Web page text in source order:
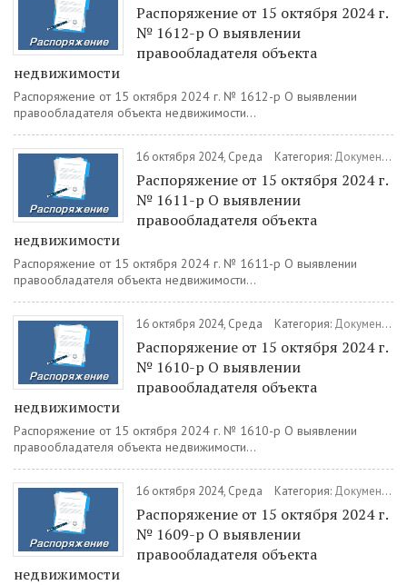
Распоряжение от 15 октября 2024 г.
№ 1612-р О выявлении
правообладателя объекта
недвижимости
Распоряжение от 15 октября 2024 г. № 1612-р О выявлении
правообладателя объекта недвижимости...
16 октября 2024, Среда Категория: Документы
Распоряжение от 15 октября 2024 г.
№ 1611-р О выявлении
правообладателя объекта
недвижимости
Распоряжение от 15 октября 2024 г. № 1611-р О выявлении
правообладателя объекта недвижимости...
16 октября 2024, Среда Категория: Документы
Распоряжение от 15 октября 2024 г.
№ 1610-р О выявлении
правообладателя объекта
недвижимости
Распоряжение от 15 октября 2024 г. № 1610-р О выявлении
правообладателя объекта недвижимости...
16 октября 2024, Среда Категория: Документы
Распоряжение от 15 октября 2024 г.
№ 1609-р О выявлении
правообладателя объекта
недвижимости